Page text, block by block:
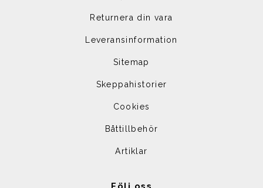
Returnera din vara
Leveransinformation
Sitemap
Skeppahistorier
Cookies
Båttillbehör
Artiklar